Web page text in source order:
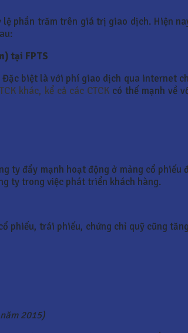
phần trăm trên giá trị giao dịch. Hiện
tại FPTS
Đặc biệt là với phí giao dịch qua internet
khác, kể cả các CTCK có thế mạnh về
ty đẩy mạnh hoạt động ở mảng cổ phiếu
ty trong việc phát triển khách hàng.
phiếu, trái phiếu, chứng chỉ quỹ cũng
2015)